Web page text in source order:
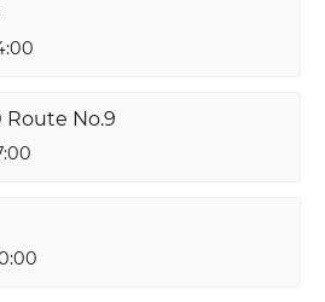
Route No.9